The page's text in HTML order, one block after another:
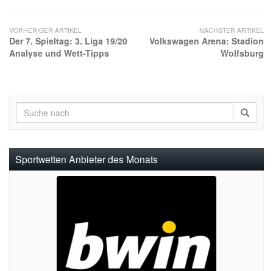
VORHERIGER ARTIKEL
Der 7. Spieltag: 3. Liga 19/20
Analyse und Wett-Tipps
NÄCHSTER ARTIKEL
Volkswagen Arena: Stadion
Wolfsburg
Sportwetten Anbieter des Monats